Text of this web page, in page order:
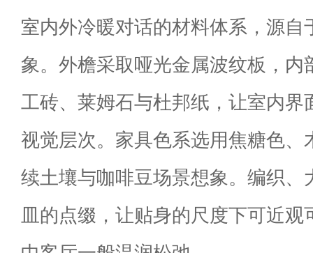
室内外冷暖对话的材料体系，源自
象。外檐采取哑光金属波纹板，内
工砖、莱姆石与杜邦纸，让室内界
视觉层次。家具色系选用焦糖色、
续土壤与咖啡豆场景想象。编织、
皿的点缀，让贴身的尺度下可近